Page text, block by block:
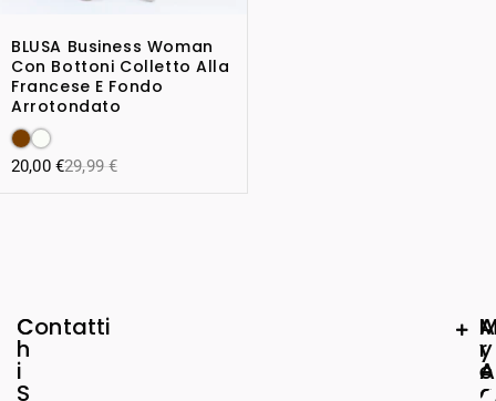
BLUSA Business Woman
Con Bottoni Colletto Alla
Francese E Fondo
Arrotondato
29,99€
20,00 €
C
h
i
S
Contatti A
r
e
a
y
A
c